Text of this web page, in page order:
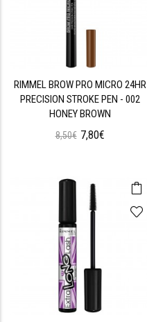
RIMMEL BROW PRO MICRO 24HR
PRECISION STROKE PEN - 002
HONEY BROWN
8,50€ 7,80€